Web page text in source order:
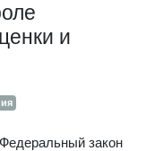
и
закон